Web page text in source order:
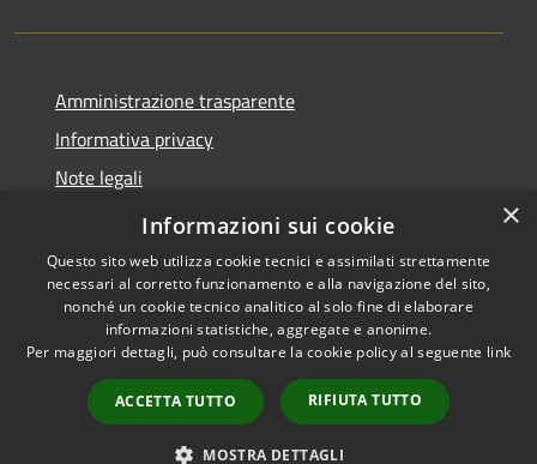
Amministrazione trasparente
Informativa privacy
Note legali
Dichiarazione di accessibilità
Accessibilità
Copyright © 2026 • Comune di
Fara Gera d'Adda • Powered by
Municipium•
Accesso
redazione
×
Informazioni sui cookie
Questo sito web utilizza cookie tecnici e assimilati strettamente
necessari al corretto funzionamento e alla navigazione del sito,
nonché un cookie tecnico analitico al solo fine di elaborare
informazioni statistiche, aggregate e anonime.
Per maggiori dettagli, può consultare la cookie policy al seguente link
ACCETTA TUTTO RIFIUTA TUTTO
MOSTRA DETTAGLI